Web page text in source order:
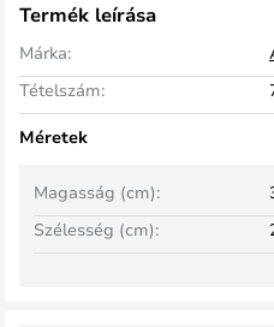
Termék leírása
Márka:
Tételszám:
Méretek
Szélesség (cm):
Magasság (cm):